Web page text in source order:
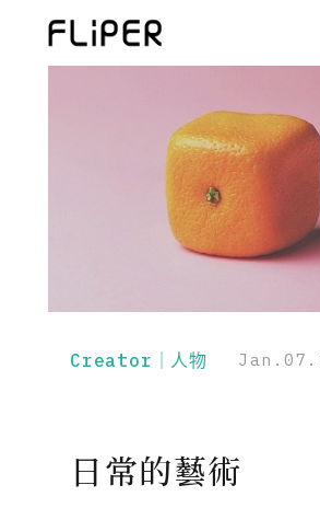
Creator｜人物
日常的藝術